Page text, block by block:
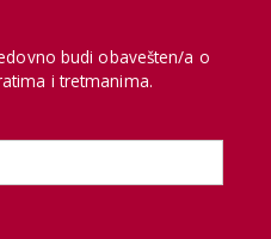
budi obavešten/a o
i tretmanima.